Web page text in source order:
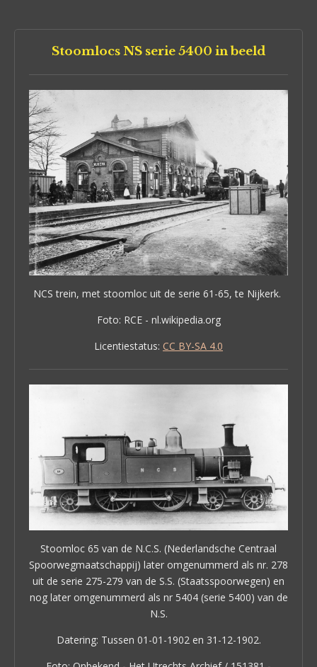
Stoomlocs NS serie 5400 in beeld
NCS trein, met stoomloc uit de serie 61-65, te Nijkerk.
Foto: RCE - nl.wikipedia.org
Licentiestatus: CC BY-SA 4.0
Stoomloc 65 van de N.C.S. (Nederlandsche Centraal
Spoorwegmaatschappij) later omgenummerd als nr. 278
uit de serie 275-279 van de S.S. (Staatsspoorwegen) en
nog later omgenummerd als nr 5404 (serie 5400) van de
N.S.
Datering: Tussen 01-01-1902 en 31-12-1902.